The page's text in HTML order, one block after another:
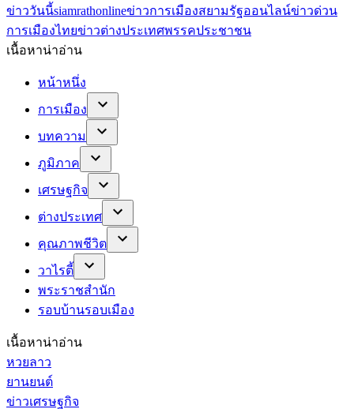
ข่าววันนี้siamrathonlineข่าวการเมืองสยามรัฐออนไลน์ข่าวด่วน
การเมืองไทยข่าวต่างประเทศพรรคประชาชน
เนื้อหาน่าอ่าน
หน้าหนึ่ง
การเมือง
บทความ
ภูมิภาค
เศรษฐกิจ
ต่างประเทศ
คุณภาพชีวิต
วาไรตี้
พระราชสำนัก
รอบบ้านรอบเมือง
เนื้อหาน่าอ่าน
หวยลาว
ยานยนต์
ข่าวเศรษฐกิจ